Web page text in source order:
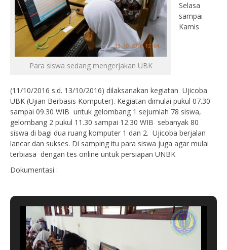
Para siswa sedang mengerjakan UBK
Selasa
sampai
Kamis
(11/10/2016 s.d. 13/10/2016) dilaksanakan kegiatan Ujicoba
UBK (Ujian Berbasis Komputer). Kegiatan dimulai pukul 07.30
sampai 09.30 WIB untuk gelombang 1 sejumlah 78 siswa,
gelombang 2 pukul 11.30 sampai 12.30 WIB sebanyak 80
siswa di bagi dua ruang komputer 1 dan 2. Ujicoba berjalan
lancar dan sukses. Di samping itu para siswa juga agar mulai
terbiasa dengan tes online untuk persiapan UNBK
Dokumentasi :